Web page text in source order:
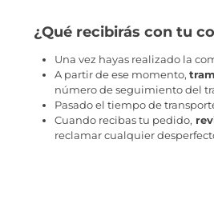
¿Qué recibirás con tu
Una vez hayas realizado la
A partir de ese momento,
número de seguimiento del
Pasado el tiempo de
Cuando recibas tu pedido,
reclamar cualquier